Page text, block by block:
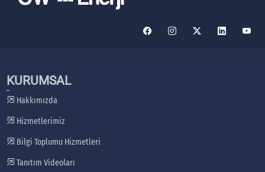
KURUMSAL
Hakkımızda
Hizmetlerimiz
Bilgi Toplumu Hizmetleri
Tanıtım Videoları